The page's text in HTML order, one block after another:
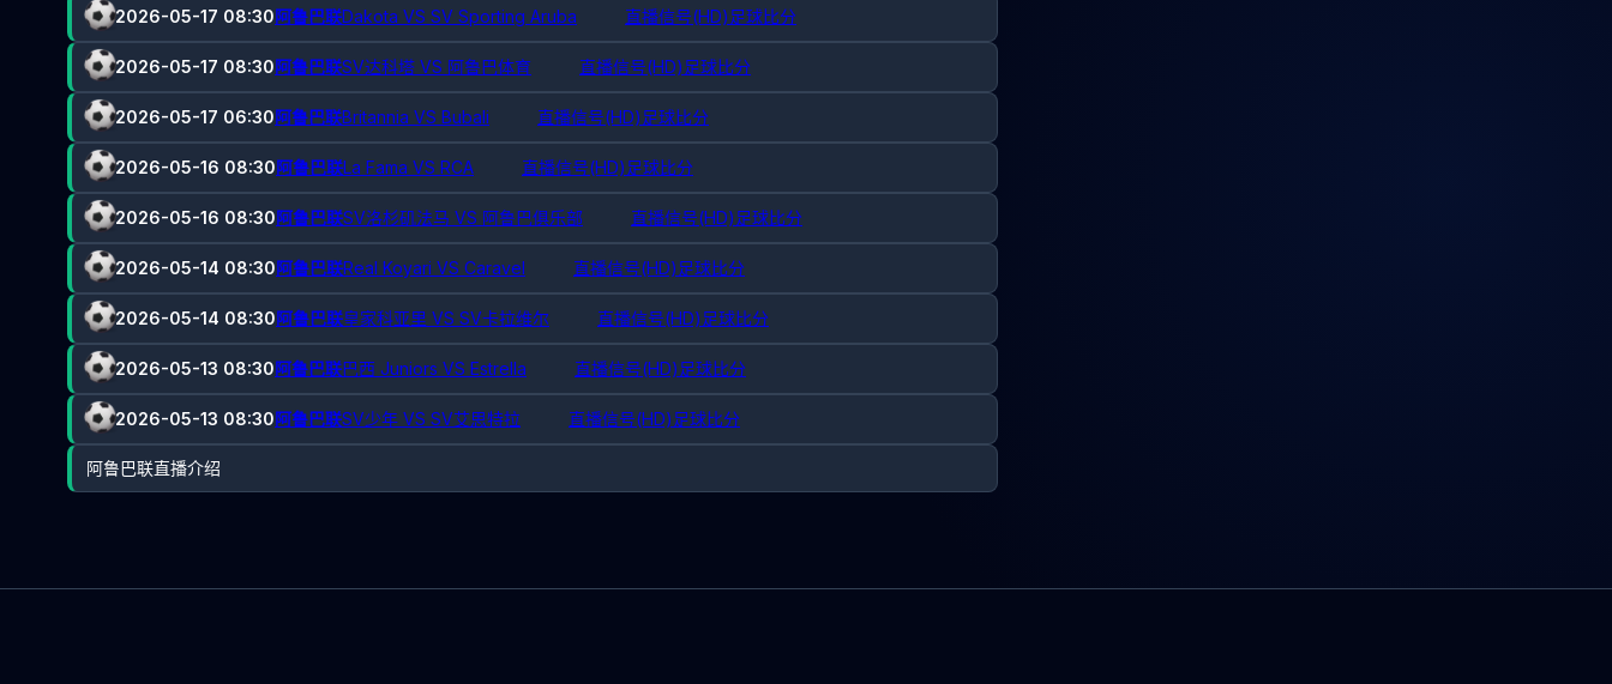
2026-05-17 08:30阿鲁巴联Dakota VS SV Sporting Aruba 直播信号(HD) 足球比分
2026-05-17 08:30阿鲁巴联SV达科塔 VS 阿鲁巴体育 直播信号(HD) 足球比分
2026-05-17 06:30阿鲁巴联Britannia VS Bubali 直播信号(HD) 足球比分
2026-05-16 08:30阿鲁巴联La Fama VS RCA 直播信号(HD) 足球比分
2026-05-16 08:30阿鲁巴联SV洛杉矶法马 VS 阿鲁巴俱乐部 直播信号(HD) 足球比分
2026-05-14 08:30阿鲁巴联Real Koyari VS Caravel 直播信号(HD) 足球比分
2026-05-14 08:30阿鲁巴联皇家科亚里 VS SV卡拉维尔 直播信号(HD) 足球比分
2026-05-13 08:30阿鲁巴联巴西 Juniors VS Estrella 直播信号(HD) 足球比分
2026-05-13 08:30阿鲁巴联SV少年 VS SV艾思特拉 直播信号(HD) 足球比分
阿鲁巴联直播介绍